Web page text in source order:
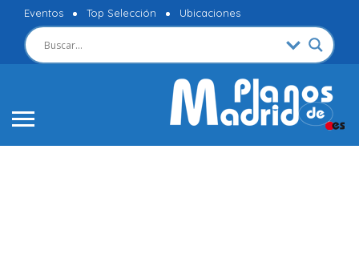
Eventos Top Selección Ubicaciones